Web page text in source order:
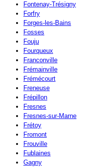
Fontenay-Trésigny
Forfry
Forges-les-Bains
Fosses
Fouju
Fourqueux
Franconville
Frémainville
Frémécourt
Freneuse
Frépillon
Fresnes
Fresnes-sur-Marne
Frétoy
Fromont
Frouville
Fublaines
Gagny